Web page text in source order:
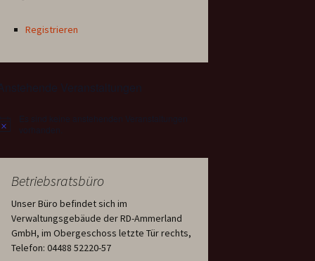
Registrieren
Anstehende Veranstaltungen
Hinweis
Betriebsratsbüro
Unser Büro befindet sich im
Verwaltungsgebäude der RD-Ammerland
GmbH, im Obergeschoss letzte Tür rechts,
Telefon: 04488 52220-57